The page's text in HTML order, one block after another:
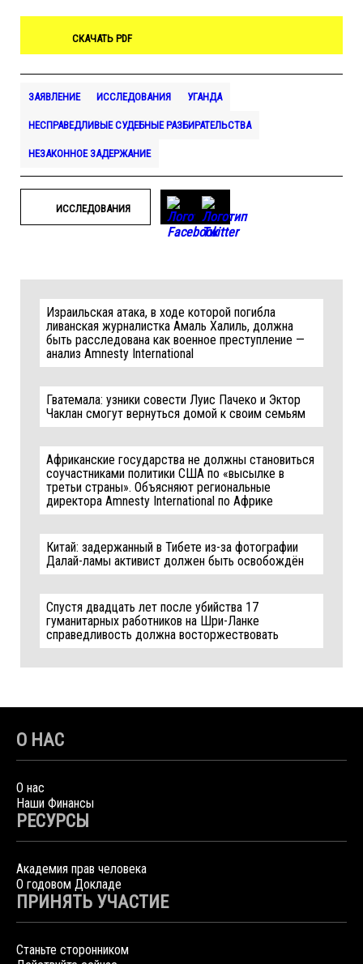
СКАЧАТЬ PDF
ЗАЯВЛЕНИЕ ИССЛЕДОВАНИЯ УГАНДА
НЕСПРАВЕДЛИВЫЕ СУДЕБНЫЕ РАЗБИРАТЕЛЬСТВА
НЕЗАКОННОЕ ЗАДЕРЖАНИЕ
ИССЛЕДОВАНИЯ
Израильская атака, в ходе которой погибла
ливанская журналистка Амаль Халиль, должна
быть расследована как военное преступление —
анализ Amnesty International
Гватемала: узники совести Луис Пачеко и Эктор
Чаклан смогут вернуться домой к своим семьям
Африканские государства не должны становиться
соучастниками политики США по «высылке в
третьи страны». Объясняют региональные
директора Amnesty International по Африке
Китай: задержанный в Тибете из-за фотографии
Далай-ламы активист должен быть освобождён
Спустя двадцать лет после убийства 17
гуманитарных работников на Шри-Ланке
справедливость должна восторжествовать
О НАС
О нас
Наши Финансы
РЕСУРСЫ
Академия прав человека
О годовом Докладе
ПРИНЯТЬ УЧАСТИЕ
Станьте сторонником